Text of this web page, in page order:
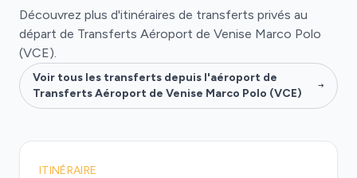
Découvrez plus d'itinéraires de transferts privés au
départ de Transferts Aéroport de Venise Marco Polo
(VCE).
Voir tous les transferts depuis l'aéroport de
Transferts Aéroport de Venise Marco Polo (VCE)
ITINÉRAIRE